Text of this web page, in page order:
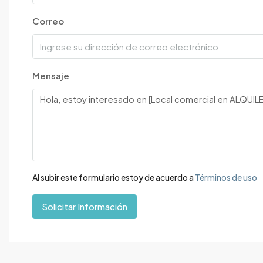
Correo
Mensaje
Al subir este formulario estoy de acuerdo a Términos de uso
Solicitar Información